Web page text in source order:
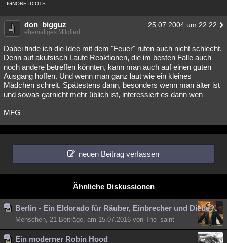
--IGNORE IDIOTS--
don_bigguz 25.07.2004 um 22:22
ehemaliges Mitglied
Dabei finde ich die Idee mit dem "Feuer" rufen auch nicht schlecht.
Denn auf akutsisch Laute Reaktionen, die im besten Falle auch
noch andere betreffen könnten, kann man auch auf einen guten
Ausgang hoffen. Und wenn man ganz laut wie ein kleines
Mädchen schreit. Spätestens dann, besonders wenn man älter ist
und sowas garnicht mehr üblich ist, interessiert es dann wen
MFG
neuen Beitrag verfassen
Ähnliche Diskussionen
Berlin - Ein Eldorado für Räuber, Einbrecher und Diebe?
Menschen, 21 Beiträge, am 15.07.2016 von The_saint
Ein moderner Robin Hood